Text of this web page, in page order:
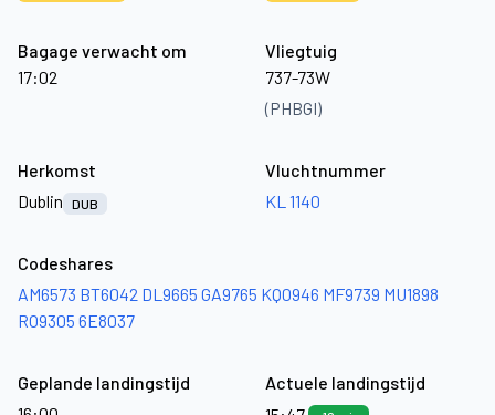
Bagage verwacht om
17:02
Vliegtuig
737-73W
(PHBGI)
Herkomst
Dublin
DUB
Vluchtnummer
KL 1140
Codeshares
AM6573 BT6042 DL9665 GA9765 KQ0946 MF9739 MU1898
RO9305 6E8037
Geplande landingstijd
Actuele landingstijd